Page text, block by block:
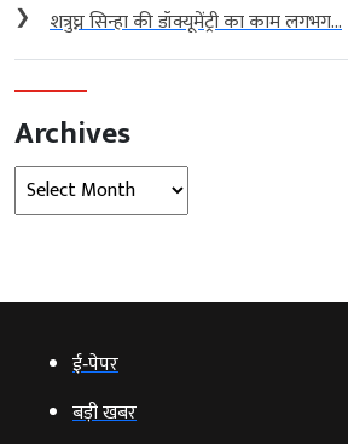
❯ शत्रुघ्न सिन्हा की डॉक्यूमेंट्री का काम लगभग...
Archives
Archives
ई‑पेपर
बड़ी खबर